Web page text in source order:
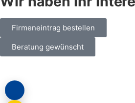
Firmeneintrag bestellen
Beratung gewünscht